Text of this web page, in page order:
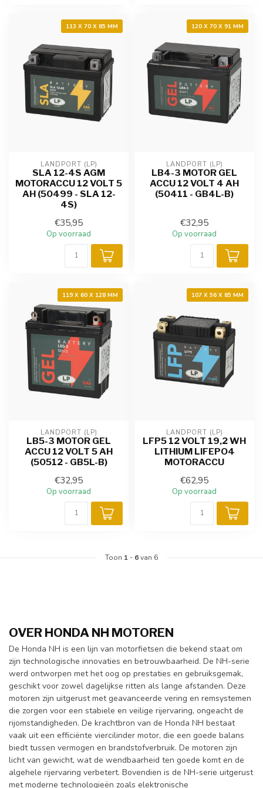
113 X 70 X 85 MM
LANDPORT (LP)
SLA 12-4S AGM
MOTORACCU 12 VOLT 5
AH (50499 - SLA 12-
4S)
€35,95
Op voorraad
120 X 70 X 91 MM
LANDPORT (LP)
LB4-3 MOTOR GEL
ACCU 12 VOLT 4 AH
(50411 - GB4L-B)
€32,95
Op voorraad
119 X 60 X 128 MM
LANDPORT (LP)
LB5-3 MOTOR GEL
ACCU 12 VOLT 5 AH
(50512 - GB5L-B)
€32,95
Op voorraad
107 X 56 X 85 MM
LANDPORT (LP)
LFP5 12 VOLT 19,2 WH
LITHIUM LIFEPO4
MOTORACCU
€62,95
Op voorraad
Toon 1 - 6van 6
OVER HONDA NH MOTOREN
De Honda NH is een lijn van motorfietsen die bekend staat om
zijn technologische innovaties en betrouwbaarheid. De NH-serie
werd ontworpen met het oog op prestaties en gebruiksgemak,
geschikt voor zowel dagelijkse ritten als lange afstanden. Deze
motoren zijn uitgerust met geavanceerde vering en remsystemen
die zorgen voor een stabiele en veilige rijervaring, ongeacht de
rijomstandigheden. De krachtbron van de Honda NH bestaat
vaak uit een efficiënte viercilinder motor, die een goede balans
biedt tussen vermogen en brandstofverbruik. De motoren zijn
licht van gewicht, wat de wendbaarheid ten goede komt en de
algehele rijervaring verbetert. Bovendien is de NH-serie uitgerust
met moderne technologieën zoals elektronische